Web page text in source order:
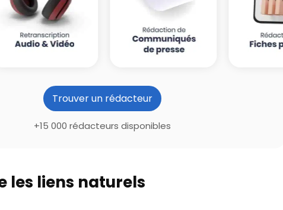
Trouver un rédacteur
+15 000 rédacteurs disponibles
les liens naturels